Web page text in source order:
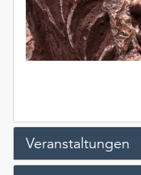
Veranstaltungen